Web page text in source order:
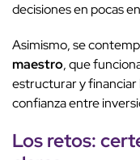
decisiones en pocas
Asimismo, se
maestro, que
estructurar y
confianza entre
Los retos: